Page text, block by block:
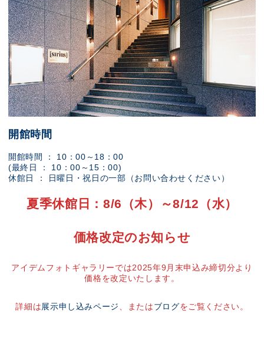
開館時間
開館時間 ： 10：00～18：00
(最終日 ： 10：00～15：00)
休館日 ： 日曜日・祝日の一部（お問い合わせください）
夏季休館日：8/6（木）～8/12（水）
価格改定のお知らせ
アイデムフォトギャラリーでは2025年9月末申込み締切分より
価格を改定いたします。
詳細は展示申し込みページ 、またはブログをご覧ください。